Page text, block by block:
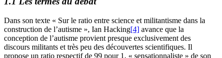
Dans son texte « Sur le ratio entre science et militantisme dans la
construction de l’autisme », Ian Hacking[4] avance que la
conception de l’autisme provient presque exclusivement des
discours militants et très peu des découvertes scientifiques. Il
propose un ratio respectif de 99 pour 1, « sensationnaliste » de son